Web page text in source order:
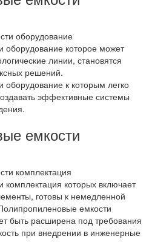
оборудование которое может
линии, становятся
решений.
к которым легко
эффективные системы
емкости
которых включает
готовы к немедленной
емкости
быть расширена под требования
при внедрении в инженерные